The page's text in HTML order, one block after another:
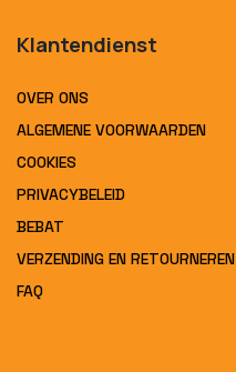
Klantendienst
OVER ONS
ALGEMENE VOORWAARDEN
COOKIES
PRIVACYBELEID
BEBAT
VERZENDING EN RETOURNEREN
FAQ